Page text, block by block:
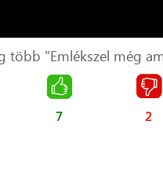
több "Emlékszel még
7 2